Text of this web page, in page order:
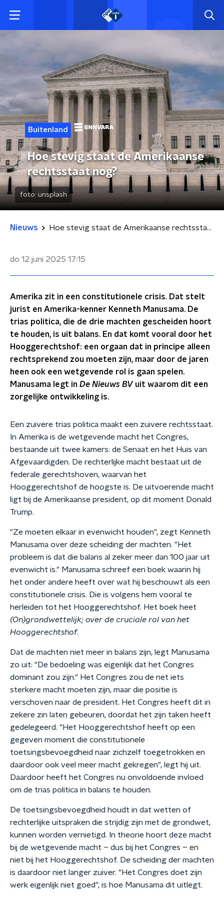
Buitenland
Hoe stevig staat de Amerikaanse
rechtsstaat nog?
foto: unsplash
Nieuws Hoe stevig staat de Amerikaanse rechtsstaat nog?
do 12 juni 2025 17:15
Amerika zit in een constitutionele crisis. Dat stelt
jurist en Amerika-kenner Kenneth Manusama. De
trias politica, die de drie machten gescheiden hoort
te houden, is uit balans. En dat komt vooral door het
Hooggerechtshof: een orgaan dat in principe alleen
rechtsprekend zou moeten zijn, maar door de jaren
heen ook een wetgevende rol is gaan spelen.
Manusama legt in De Nieuws BV uit waarom dit een
zorgelijke ontwikkeling is.
Een zuivere trias politica maakt een zuivere rechtsstaat.
In Amerika is de wetgevende macht het Congres,
bestaande uit twee kamers: de Senaat en het Huis van
Afgevaardigden. De rechterlijke macht bestaat uit de
federale gerechtshoven, waarvan het
Hooggerechtshof de hoogste is. De uitvoerende macht
ligt bij de Amerikaanse president, op dit moment Donald
Trump.
"Ze moeten elkaar in evenwicht houden", zegt Kenneth
Manusama over deze scheiding der machten. "Het
probleem is dat die balans al zeker meer dan 100 jaar uit
evenwicht is." Manusama schreef een boek waarin hij
het onder andere heeft over wat hij beschouwt als een
constitutionele crisis. Die is volgens hem vooral te
herleiden tot het Hooggerechtshof. Het boek heet
(On)grondwettelijk; over de cruciale rol van het
Hooggerechtshof.
Dat de machten niet meer in balans zijn, legt Manusama
zo uit: "De bedoeling was eigenlijk dat het Congres
dominant zou zijn." Het Congres zou de net iets
sterkere macht moeten zijn, maar die positie is
verschoven naar de president. Het Congres heeft dit in
zekere zin laten gebeuren, doordat het zijn taken heeft
gedelegeerd. "Het Hooggerechtshof heeft op een
gegeven moment die constitutionele
toetsingsbevoegdheid naar zichzelf toegetrokken en
daardoor ook veel meer macht gekregen", legt hij uit.
Daardoor heeft het Congres nu onvoldoende invloed
om de trias politica in balans te houden.
De toetsingsbevoegdheid houdt in dat wetten of
rechterlijke uitspraken die strijdig zijn met de grondwet,
kunnen worden vernietigd. In theorie hoort deze macht
bij de wetgevende macht – dus bij het Congres – en
niet bij het Hooggerechtshof. De scheiding der machten
is daardoor niet langer zuiver. "Het Congres doet zijn
werk eigenlijk niet goed", is hoe Manusama dit uitlegt.